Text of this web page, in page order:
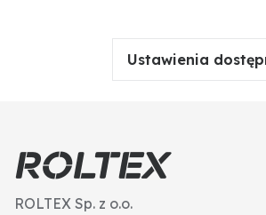
Ustawienia
ROLTEX Sp. z o.o.